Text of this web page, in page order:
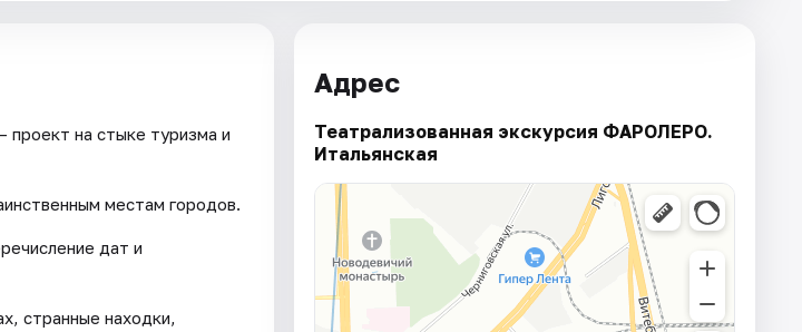
на стыке туризма и
местам городов.
дат и
странные находки,
Адрес
Театрализованная экскурсия ФАРОЛЕРО.
Итальянская